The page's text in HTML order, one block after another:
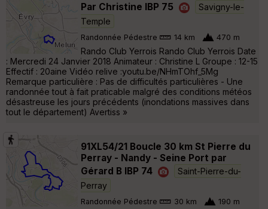
Par Christine IBP 75
Savigny-le-
Temple
Randonnée Pédestre 14 km 470 m
Rando Club Yerrois Rando Club Yerrois Date
: Mercredi 24 Janvier 2018 Animateur : Christine L Groupe : 12-15
Effectif : 20aine Vidéo relive :youtu.be/NHmTOhf_5Mg
Remarque particulière : Pas de difficultés particulières - Une
randonnée tout à fait praticable malgré des conditions météos
désastreuse les jours précédents (inondations massives dans
tout le département) Avertiss »
91XL54/21 Boucle 30 km St Pierre du
Perray - Nandy - Seine Port par
Gérard B IBP 74
Saint-Pierre-du-
Perray
Randonnée Pédestre 30 km 190 m